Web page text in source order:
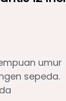
umur
sepeda.